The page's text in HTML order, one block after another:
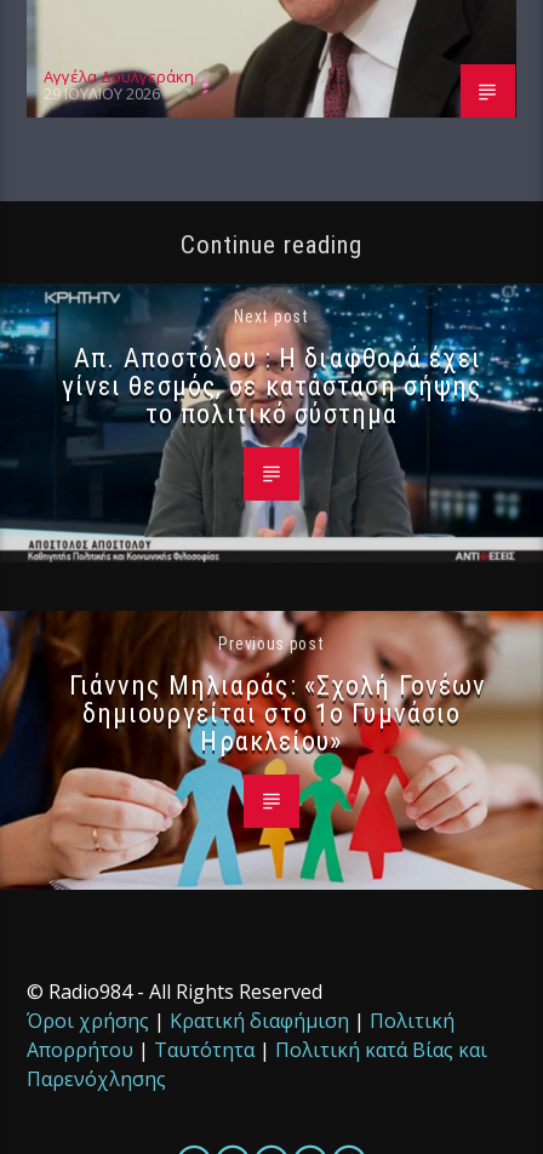
Αγγέλα Δουλγεράκη
29 ΙΟΥΛΊΟΥ 2026
Continue reading
Next post
Απ. Αποστόλου : Η διαφθορά έχει
γίνει θεσμός, σε κατάσταση σήψης
το πολιτικό σύστημα
Previous post
Γιάννης Μηλιαράς: «Σχολή Γονέων
δημιουργείται στο 1ο Γυμνάσιο
Ηρακλείου»
© Radio984 - All Rights Reserved
Όροι χρήσης | Κρατική διαφήμιση | Πολιτική
Απορρήτου | Ταυτότητα| Πολιτική κατά Βίας και
Παρενόχλησης